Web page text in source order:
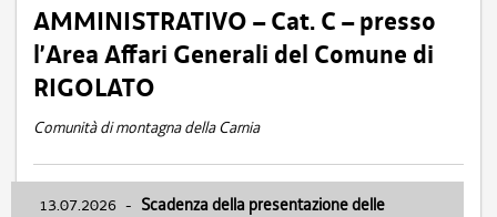
AMMINISTRATIVO – Cat. C – presso
l’Area Affari Generali del Comune di
RIGOLATO
Comunità di montagna della Carnia
13.07.2026 - Scadenza della presentazione delle